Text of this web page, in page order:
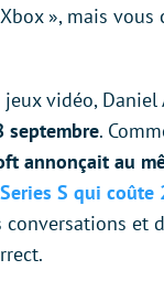
», mais
vidéo,
septembre.
annonçait au
S qui coûte
et